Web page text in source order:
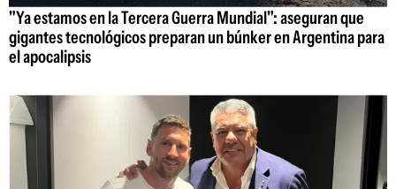
"Ya estamos en la Tercera Guerra Mundial": aseguran que
gigantes tecnológicos preparan un búnker en Argentina para
el apocalipsis